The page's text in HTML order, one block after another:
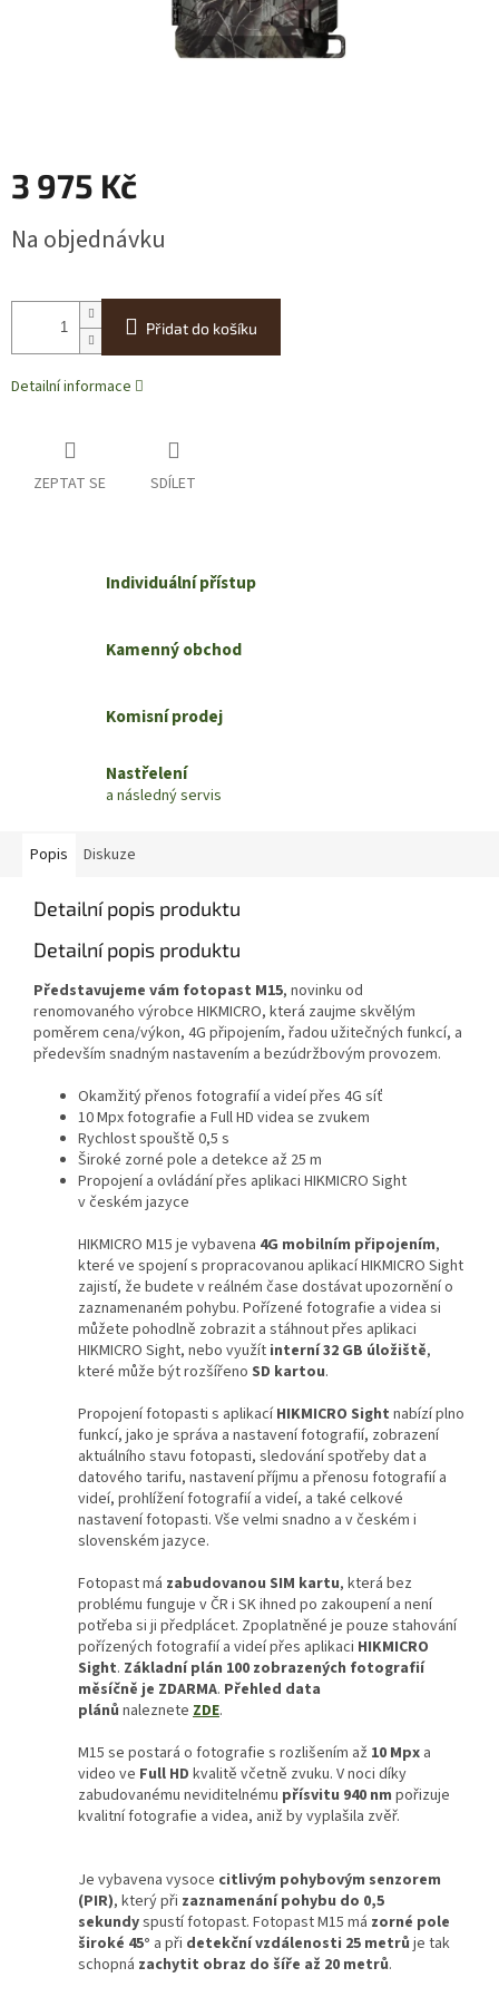
3 975 Kč
cena:
Na objednávku
Přidat do košíku
Detailní informace
ZEPTAT SE SDÍLET
Individuální přístup
Kamenný obchod
Komisní prodej
Nastřelení
a následný servis
Popis Diskuze
Detailní popis produktu
Detailní popis produktu
Představujeme vám fotopast M15, novinku od
renomovaného výrobce HIKMICRO, která zaujme skvělým
poměrem cena/výkon, 4G připojením, řadou užitečných funkcí, a
především snadným nastavením a bezúdržbovým provozem.
Okamžitý přenos fotografií a videí přes 4G síť
10 Mpx fotografie a Full HD videa se zvukem
Rychlost spouště 0,5 s
Široké zorné pole a detekce až 25 m
Propojení a ovládání přes aplikaci HIKMICRO Sight
v českém jazyce
HIKMICRO M15 je vybavena 4G mobilním připojením,
které ve spojení s propracovanou aplikací HIKMICRO Sight
zajistí, že budete v reálném čase dostávat upozornění o
zaznamenaném pohybu. Pořízené fotografie a videa si
můžete pohodlně zobrazit a stáhnout přes aplikaci
HIKMICRO Sight, nebo využít interní 32 GB úložiště,
které může být rozšířeno SD kartou.
Propojení fotopasti s aplikací HIKMICRO Sight nabízí plno
funkcí, jako je správa a nastavení fotografií, zobrazení
aktuálního stavu fotopasti, sledování spotřeby dat a
datového tarifu, nastavení příjmu a přenosu fotografií a
videí, prohlížení fotografií a videí, a také celkové
nastavení fotopasti. Vše velmi snadno a v českém i
slovenském jazyce.
Fotopast má zabudovanou SIM kartu, která bez
problému funguje v ČR i SK ihned po zakoupení a není
potřeba si ji předplácet. Zpoplatněné je pouze stahování
pořízených fotografií a videí přes aplikaci HIKMICRO
Sight. Základní plán 100 zobrazených fotografií
měsíčně je ZDARMA. Přehled data
plánů naleznete ZDE.
M15 se postará o fotografie s rozlišením až 10 Mpx a
video ve Full HD kvalitě včetně zvuku. V noci díky
zabudovanému neviditelnému přísvitu 940 nm pořizuje
kvalitní fotografie a videa, aniž by vyplašila zvěř.
Je vybavena vysoce citlivým pohybovým senzorem
(PIR), který při zaznamenání pohybu do 0,5
sekundyspustí fotopast. Fotopast M15 má zorné pole
široké 45° a při detekční vzdálenosti 25 metrů je tak
schopná zachytit obraz do šíře až 20 metrů.